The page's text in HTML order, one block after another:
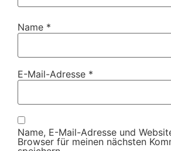
Name *
E-Mail-Adresse *
Name, E-Mail-Adresse und
Browser für meinen nächsten